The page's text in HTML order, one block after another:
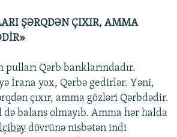
ŞƏRQDƏN ÇIXIR, AMMA
pulları Qərb banklarındadır.
İrana yox, Qərbə gedirlər. Yəni,
çıxır, amma gözləri Qərbdədir.
də balans olmayıb. Amma hər halda
dövrünə nisbətən indi